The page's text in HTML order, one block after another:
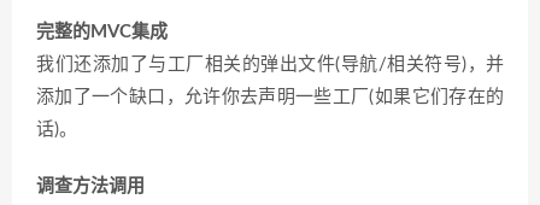
完整的MVC集成
我们还添加了与工厂相关的弹出文件(导航/相关符号)，并
添加了一个缺口，允许你去声明一些工厂(如果它们存在的
话)。
调查方法调用